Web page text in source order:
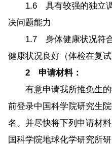
1.6 具有较强的独立调
决问题能力
1.7 身体健康状况符合
健康状况良好（体检在复试
2 申请材料：
有意申请我所推免生的
前登录中国科学院研究生
名。并尽快将下列申请材
国科学院地球化学研究所